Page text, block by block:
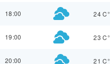
18:00 24 C°
19:00 23 C°
20:00 21 C°